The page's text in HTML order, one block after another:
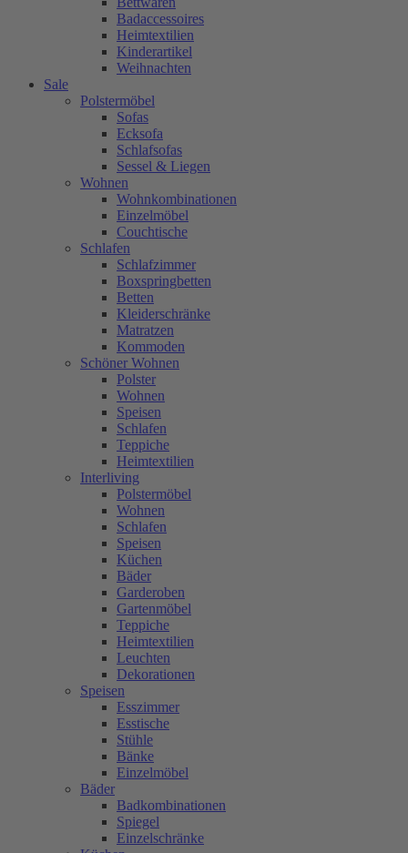
Badaccessoires
Heimtextilien
Kinderartikel
Weihnachten
Sale
Polstermöbel
Sofas
Ecksofa
Schlafsofas
Sessel & Liegen
Wohnen
Wohnkombinationen
Einzelmöbel
Couchtische
Schlafen
Schlafzimmer
Boxspringbetten
Betten
Kleiderschränke
Matratzen
Kommoden
Schöner Wohnen
Polster
Wohnen
Speisen
Schlafen
Teppiche
Heimtextilien
Interliving
Polstermöbel
Wohnen
Schlafen
Speisen
Küchen
Bäder
Garderoben
Gartenmöbel
Teppiche
Heimtextilien
Leuchten
Dekorationen
Speisen
Esszimmer
Esstische
Stühle
Bänke
Einzelmöbel
Bäder
Badkombinationen
Spiegel
Einzelschränke